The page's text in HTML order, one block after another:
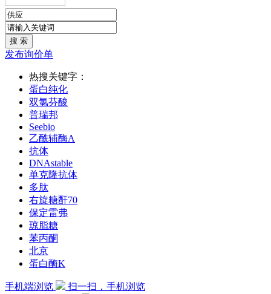
发布询价单
热搜关键字：
蛋白纯化
双氯芬酸
普瑞邦
Seebio
乙酰辅酶A
抗体
DNAstable
单克隆抗体
多肽
右旋糖酐70
保定雷弗
琼脂糖
苯丙酮
北京
蛋白酶K
手机端浏览
扫一扫，手机浏览